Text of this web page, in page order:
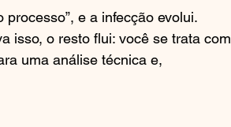
e a infecção evolui.
isso, o resto flui: você se trata com
uma análise técnica e,